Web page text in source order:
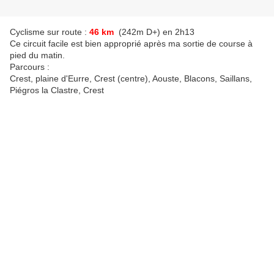
Cyclisme sur route : 46 km (242m D+) en 2h13
Ce circuit facile est bien approprié après ma sortie de course à
pied du matin.
Parcours :
Crest, plaine d'Eurre, Crest (centre), Aouste, Blacons, Saillans,
Piégros la Clastre, Crest